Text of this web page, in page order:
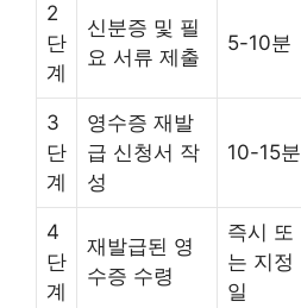
2
단
계
신분증 및 필
요 서류 제출
5-10분
3
단
계
영수증 재발
급 신청서 작
성
10-15분
4
단
계
재발급된 영
수증 수령
즉시 또
는 지정
일